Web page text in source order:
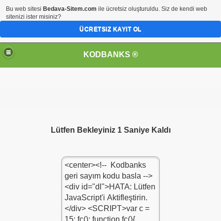
KODBANKS ®
Lütfen Bekleyiniz 1 Saniye Kaldı
Bu web sitesi Bedava-Sitem.com ile ücretsiz oluşturuldu. Siz de kendi web
sitenizi ister misiniz?
ÜCRETSIZ KAYIT OL